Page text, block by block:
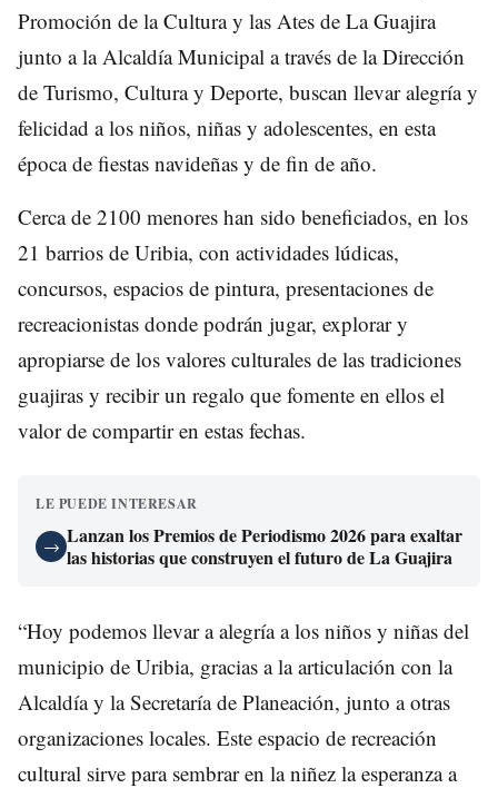
Promoción de la Cultura y las Ates de La Guajira
junto a la Alcaldía Municipal a través de la Dirección
de Turismo, Cultura y Deporte, buscan llevar alegría y
felicidad a los niños, niñas y adolescentes, en esta
época de fiestas navideñas y de fin de año.
Cerca de 2100 menores han sido beneficiados, en los
21 barrios de Uribia, con actividades lúdicas,
concursos, espacios de pintura, presentaciones de
recreacionistas donde podrán jugar, explorar y
apropiarse de los valores culturales de las tradiciones
guajiras y recibir un regalo que fomente en ellos el
valor de compartir en estas fechas.
LE PUEDE INTERESAR
→ Lanzan los Premios de Periodismo 2026 para exaltar
las historias que construyen el futuro de La Guajira
“Hoy podemos llevar a alegría a los niños y niñas del
municipio de Uribia, gracias a la articulación con la
Alcaldía y la Secretaría de Planeación, junto a otras
organizaciones locales. Este espacio de recreación
cultural sirve para sembrar en la niñez la esperanza a